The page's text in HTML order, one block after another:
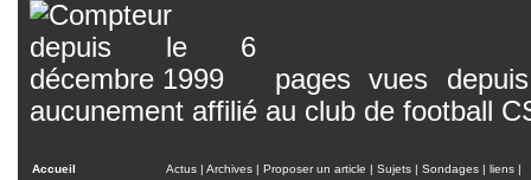
pages vues
aucunement affilié au club de football
Accueil Actus | Archives | Proposer un article | Sujets | Sondages | liens |